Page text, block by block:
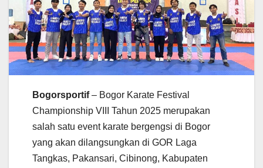
Bogorsportif– Bogor Karate Festival
Championship VIII Tahun 2025 merupakan
salah satu event karate bergengsi di Bogor
yang akan dilangsungkan di GOR Laga
Tangkas, Pakansari, Cibinong, Kabupaten